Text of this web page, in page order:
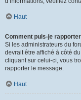
Haut
Comment puis-je
Si les administrateurs du
devrait être affiché à côté
cliquant sur celui-ci, vous
rapporter le message.
Haut